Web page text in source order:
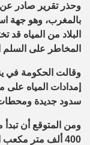
وحذر تقرير صادر عن
بالمغرب، وهو جهة
المخاطر على السلم
إمدادات المياه على
سدود جديدة ومحطات
400 ألف متر